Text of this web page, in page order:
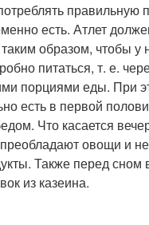
правильную
есть. Атлет
образом, чтобы у
питаться, т. е.
порциями еды. При
есть в первой
Что касается
овощи и
Также перед сном
из казеина.